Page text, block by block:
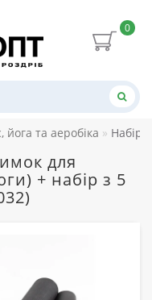
0
йога та аеробіка Набір
для
+ набір з 5